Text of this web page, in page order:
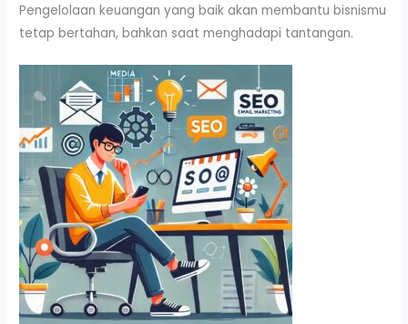
Pengelolaan keuangan yang baik akan membantu bisnismu
tetap bertahan, bahkan saat menghadapi tantangan.